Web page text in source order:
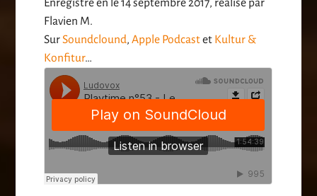
Enregistré en le 14 septembre 2017, réalisé par
Flavien M.
SurSoundclound,Apple Podcastet Kultur &
Konfitur…